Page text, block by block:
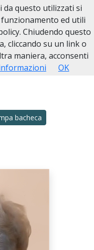
MI
Legnano
bacheca
questo utilizzati si
ed utili
Chiudendo questo
cliccando su un link o
maniera, acconsenti
OK